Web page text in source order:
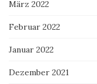
März 2022
Februar 2022
Januar 2022
Dezember 2021